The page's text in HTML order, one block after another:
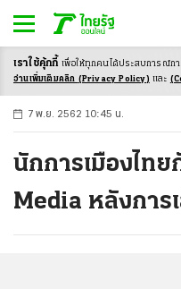
-ก ก ก+
7 พ.ย. 2562 10:45 น.
นักการเมืองไท
Media หลังการ
เราใช้คุ้กกี้ เพื่อให้ทุกคนได้ประสบการณ์ก
อ่านเพิ่มเติมคลิก (Privacy Policy) และ